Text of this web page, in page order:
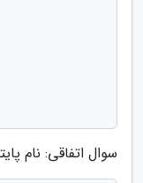
سوال اتفاقی: نام